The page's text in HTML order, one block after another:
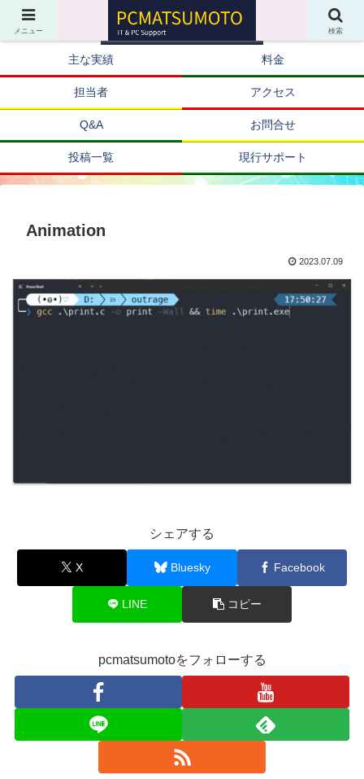
主な実績 料金
担当者 アクセス
Q&A お問合せ
投稿一覧 現行サポート
Animation
2023.07.09
シェアする
X Bluesky Facebook
LINE コピー
pcmatsumotoをフォローする
メニュー 検索